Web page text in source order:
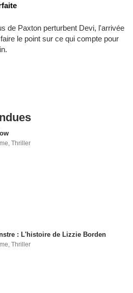
de Paxton perturbent Devi, l'arrivée
le point sur ce qui compte pour
,Thriller
: L'histoire de Lizzie Borden
,Thriller